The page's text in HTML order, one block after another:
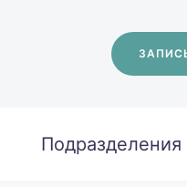
Подразделения